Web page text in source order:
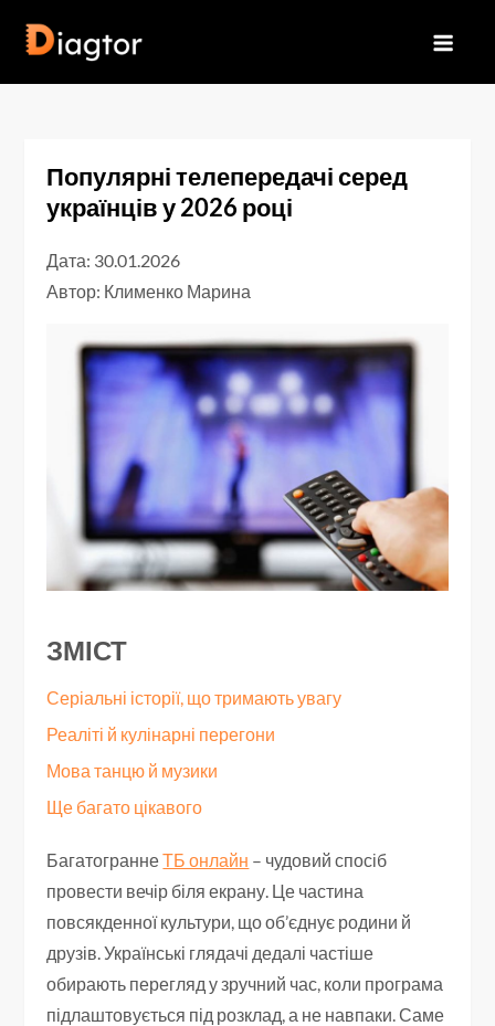
Популярні телепередачі серед
українців у 2026 році
Дата: 30.01.2026
Автор: Клименко Марина
ЗМІСТ
Серіальні історії, що тримають увагу
Реаліті й кулінарні перегони
Мова танцю й музики
Ще багато цікавого
БагатограннеТБ онлайн – чудовий спосіб
провести вечір біля екрану. Це частина
повсякденної культури, що об’єднує родини й
друзів. Українські глядачі дедалі частіше
обирають перегляд у зручний час, коли програма
підлаштовується під розклад, а не навпаки. Саме